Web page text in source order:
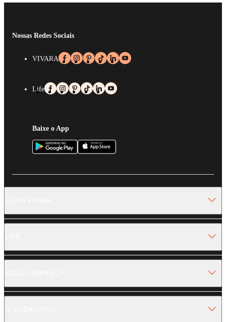
Nossas Redes Sociais
VIVARA
Life
Baixe o App